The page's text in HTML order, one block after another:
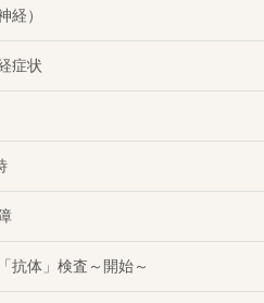
経）
症状
抗体」検査～開始～